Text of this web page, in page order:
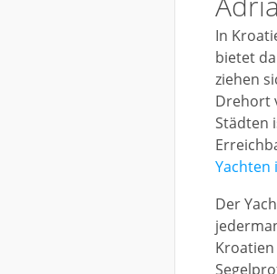
In
bietet
ziehen
Drehort
Städten
Yachten
Der